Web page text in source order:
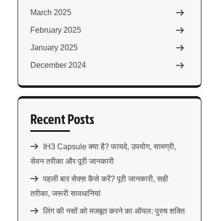
March 2025
February 2025
January 2025
December 2024
Recent Posts
IH3 Capsule क्या है? फायदे, उपयोग, सामग्री,
सेवन तरीका और पूरी जानकारी
पहली बार सेक्स कैसे करें? पूरी जानकारी, सही
तरीका, जरूरी सावधानियां
लिंग की नसों को मजबूत करने का ऑयल: पुरुष शक्ति